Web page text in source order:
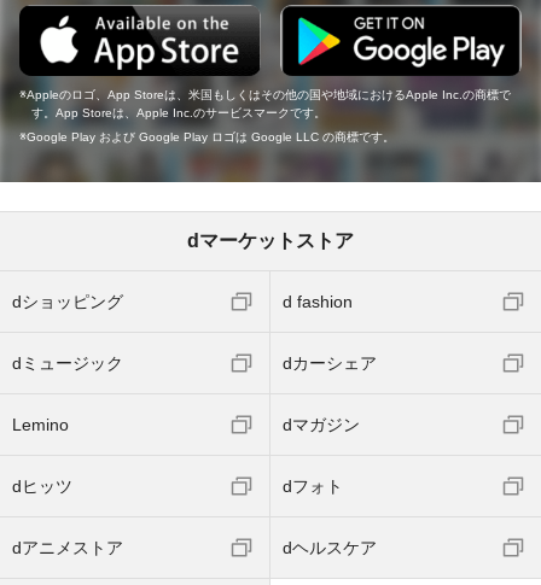
Appleのロゴ、App Storeは、米国もしくはその他の国や地域におけるApple Inc.の商標で
す。App Storeは、Apple Inc.のサービスマークです。
Google Play および Google Play ロゴは Google LLC の商標です。
dマーケットストア
dショッピング d fashion
dミュージック dカーシェア
Lemino dマガジン
dヒッツ dフォト
dアニメストア dヘルスケア